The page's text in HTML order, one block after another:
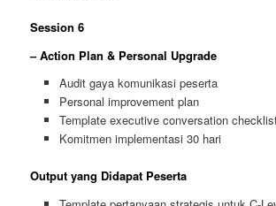
Session 6
– Action Plan & Personal Upgrade
Audit gaya komunikasi peserta
Personal improvement plan
Template executive conversation
Komitmen implementasi 30 hari
Output yang Didapat Peserta